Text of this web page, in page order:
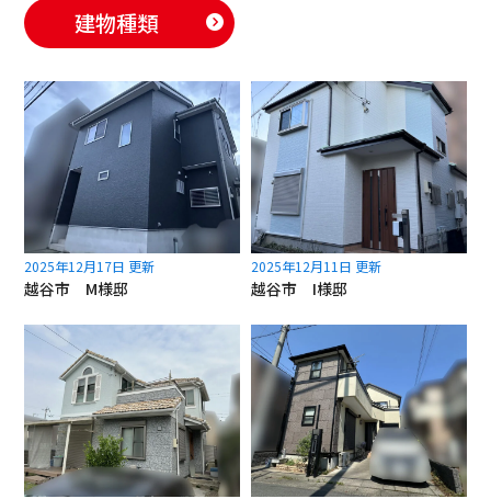
建物種類
2025年12月17日 更新
越谷市 M様邸
2025年12月11日 更新
越谷市 I様邸